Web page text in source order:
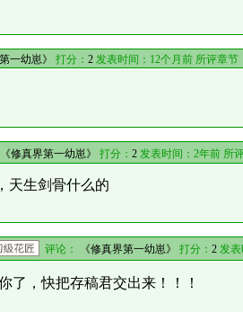
一幼崽》 打分： 2 发表时间：12个月前 所评章节
《修真界第一幼崽》 打分： 2 发表时间：2年前 所
天生剑骨什么的
评论： 《修真界第一幼崽》 打分： 2发表
了，快把存稿君交出来！！！